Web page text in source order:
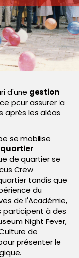
d'une gestion
pour assurer la
après les aléas
se mobilise
de quartier se
Crew
tandis que
du
de l'Académie,
participent à des
Night Fever,
de
présenter le